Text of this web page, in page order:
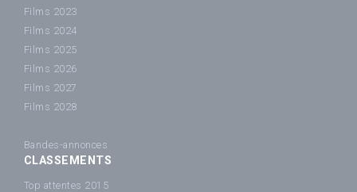
Films 2023
Films 2024
Films 2025
Films 2026
Films 2027
Films 2028
Bandes-annonces
CLASSEMENTS
Top attentes 2015